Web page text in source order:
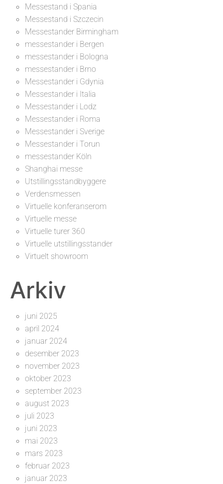
Messestand i Spania
Messestand i Szczecin
Messestander Birmingham
messestander i Bergen
messestander i Bologna
messestander i Brno
Messestander i Gdynia
Messestander i Italia
Messestander i Lodz
Messestander i Roma
Messestander i Sverige
Messestander i Torun
messestander Köln
Shanghai messe
Utstillingsstandbyggere
Verdensmessen
Virtuelle konferanserom
Virtuelle messe
Virtuelle turer 360
Virtuelle utstillingsstander
Virtuelt showroom
Arkiv
juni 2025
april 2024
januar 2024
desember 2023
november 2023
oktober 2023
september 2023
august 2023
juli 2023
juni 2023
mai 2023
mars 2023
februar 2023
januar 2023